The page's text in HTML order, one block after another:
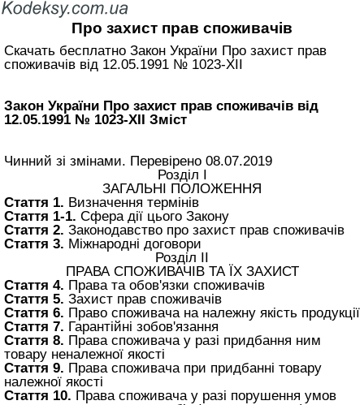
Про захист прав споживачів
Скачать бесплатно Закон України Про захист прав
споживачів вiд 12.05.1991 № 1023-XII
Закон України Про захист прав споживачів вiд
12.05.1991 № 1023-XII Зміст
Чинний зі змінами. Перевірено 08.07.2019
Розділ I
ЗАГАЛЬНІ ПОЛОЖЕННЯ
Стаття 1. Визначення термінів
Стаття 1-1. Сфера дії цього Закону
Стаття 2. Законодавство про захист прав споживачів
Стаття 3. Міжнародні договори
Розділ II
ПРАВА СПОЖИВАЧІВ ТА ЇХ ЗАХИСТ
Стаття 4. Права та обов'язки споживачів
Стаття 5. Захист прав споживачів
Стаття 6. Право споживача на належну якість продукції
Стаття 7. Гарантійні зобов'язання
Стаття 8. Права споживача у разі придбання ним
товару неналежної якості
Стаття 9. Права споживача при придбанні товару
належної якості
Стаття 10. Права споживача у разі порушення умов